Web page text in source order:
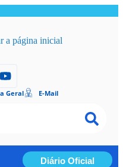
Geral E-Mail
Diário Oficial